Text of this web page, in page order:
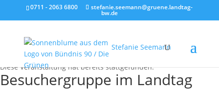
0711 - 2063 6800 stefanie.seemann@gruene.landtag-
bw.de
Stefanie Seemann
« Alle Veranstaltungen
Diese Veranstaltung hat bereits stattgefunden.
Besuchergruppe im Landtag